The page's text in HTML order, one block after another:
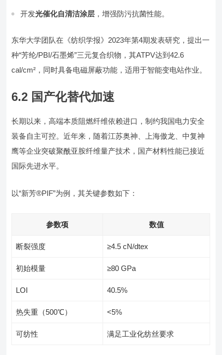
开发光催化自清洁涂层 ，增强防污抗菌性能。
东华大学团队在《纺织学报》2023年第4期发表研究，提出一
种“芳纶/PBI/石墨烯”三元复合织物，其ATPV达到42.6
cal/cm²，同时具备电磁屏蔽功能，适用于智能变电站作业。
6.2 国产化替代加速
长期以来，高端本质阻燃纤维依赖进口，制约我国电力安全
装备自主可控。近年来，随着江苏奥神、上海傲龙、中复神
鹰等企业突破聚酰亚胺纤维量产技术，国产材料性能已接近
国际先进水平。
以“新芳®PIF”为例，其关键参数如下：
参数项 数值
断裂强度 ≥4.5 cN/dtex
初始模量 ≥80 GPa
LOI 40.5%
热失重（500℃） <5%
可纺性 满足工业化纺丝要求